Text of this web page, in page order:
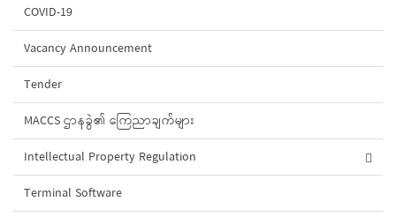
COVID-19
Vacancy Announcement
Tender
MACCS ဌာနခွဲ၏ ကြေညာချက်များ
Intellectual Property Regulation
Terminal Software